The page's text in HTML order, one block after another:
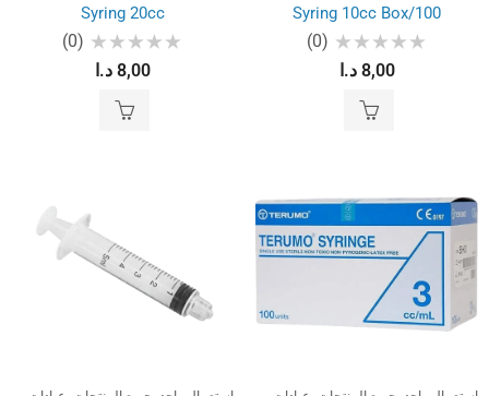
Syring 10cc Box/100
التقييم
(0)
8,00 د.ا
Syring 20cc
التقييم
(0)
8,00 د.ا